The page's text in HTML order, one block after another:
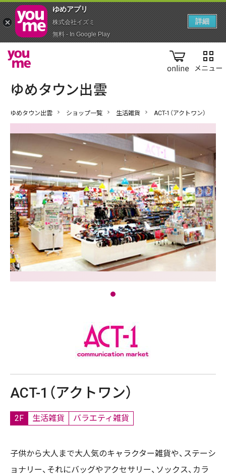
online
ゆめタウン出雲 ショップ一覧 生活雑貨 ACT-1（アクトワン）
ACT-1（アクトワン）
2F 生活雑貨 バラエティ雑貨
子供から大人まで大人気のキャラクター雑貨や、ステーシ
ョナリー、それにバッグやアクセサリー、ソックス、カラ
ゆめアプ‪リ‬
株式会社イズミ
無料 - In Google Play
詳細